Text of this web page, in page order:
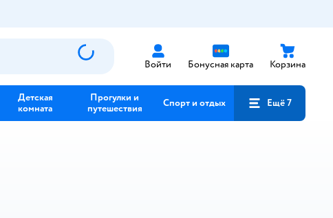
Войти Бонусная карта Корзина
Детская
комната
Прогулки и
путешествия
Спорт и отдых Ещё 7